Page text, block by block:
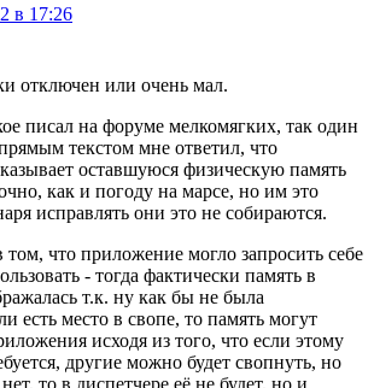
в 17:26
отключен или очень мал.
писал на форуме мелкомягких, так один
текстом мне ответил, что
оставшуюся физическую память
как и погоду на марсе, но им это
исправлять они это не собираются.
что приложение могло запросить себе
- тогда фактически память в
т.к. ну как бы не была
есть место в свопе, то память могут
исходя из того, что если этому
другие можно будет свопнуть, но
то в диспетчере её не будет, но и